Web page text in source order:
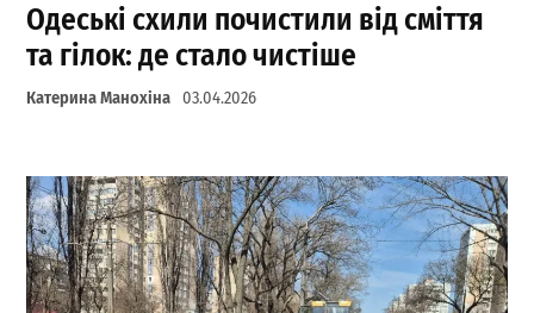
Одеські схили почистили від сміття
та гілок: де стало чистіше
Катерина Манохіна 03.04.2026